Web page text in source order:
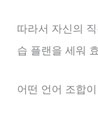
따라서 자신의
습 플랜을 세워
어떤 언어 조합